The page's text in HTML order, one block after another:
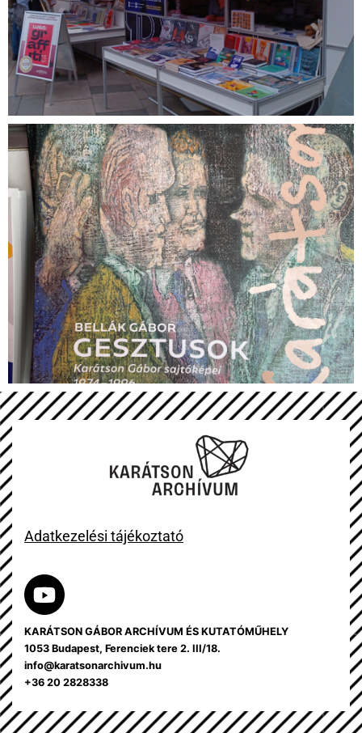
Adatkezelési tájékoztató
KARÁTSON GÁBOR ARCHÍVUM ÉS KUTATÓMŰHELY
1053 Budapest, Ferenciek tere 2. III/18.
info@karatsonarchivum.hu
+36 20 2828338